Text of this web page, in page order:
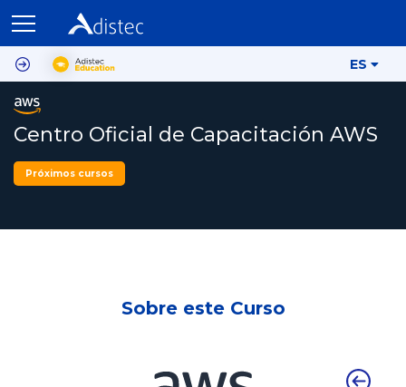
ES
Centro Oficial de Capacitación AWS
Próximos cursos
Sobre este Curso